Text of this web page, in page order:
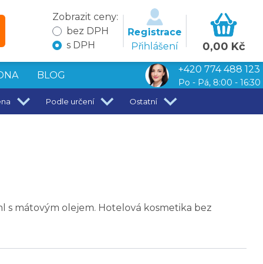
Zobrazit ceny:
bez DPH
s DPH
Registrace
Přihlášení
0,00 Kč
BLOG
+420 774 488 123
Po - Pá, 8:00 - 16:30
Podle určení Ostatní
s mátovým olejem. Hotelová kosmetika bez